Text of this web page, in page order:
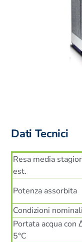
Dati Tecnici
Resa media
est.
Potenza assorbita
Condizioni nominali
Portata acqua con
5°C